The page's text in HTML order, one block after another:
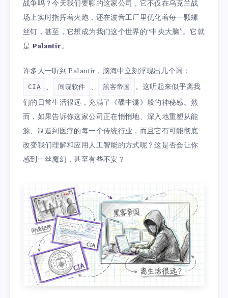
战争吗？今天我们要聊的这家公司，它不仅在乌克兰战
场上实时指挥着火炮，还在波音工厂里优化着每一颗螺
丝钉，甚至，它想成为我们这个世界的“中央大脑”。它就
是 Palantir。
许多人一听到 Palantir，脑海中立刻浮现出几个词：
CIA 、 间谍软件 、 黑客帝国
。这听起来似乎离我
们的日常生活很远，充满了《碟中谍》般的神秘感。然
而，如果告诉你这家公司正在悄悄地、深入地重塑从能
源、制造到医疗的每一个传统行业，而且它有可能彻底
改变我们理解和应用人工智能的方式呢？这是否会让你
感到一丝魔幻，甚至有些不安？